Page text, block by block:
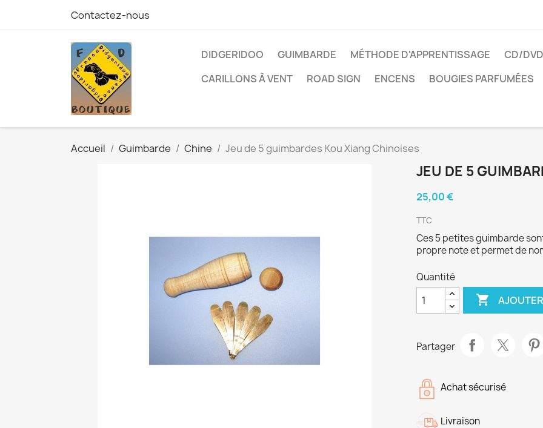
Contactez-nous
DIDGERIDOO GUIMBARDE MÉTHODE D'APPRENTISSAGE CD/DVD
CARILLONS À VENT
ROAD SIGN ENCENS BOUGIES PARFUMÉES
Accueil Guimbarde Chine Jeu de 5 guimbardes Kou Xiang Chinoises
JEU DE 5
25,00 €
TTC
Ces 5 petites guimbarde
propre note et permet de
Quantité

Partager
Achat sécurisé
Livraison